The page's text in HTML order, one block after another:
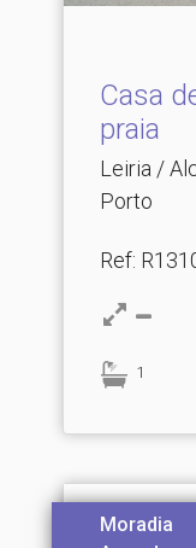
Casa
praia
Leiria /
Porto
Ref:
1
Moradia